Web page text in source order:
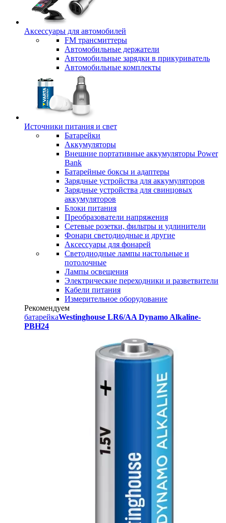
Аксессуары для автомобилей
FM трансмиттеры
Автомобильные держатели
Автомобильные зарядки в прикуриватель
Автомобильные комплекты
Источники питания и свет
Батарейки
Аккумуляторы
Внешние портативные аккумуляторы Power
Bank
Батарейные боксы и адаптеры
Зарядные устройства для аккумуляторов
Зарядные устройства для свинцовых
аккумуляторов
Блоки питания
Преобразователи напряжения
Сетевые розетки, фильтры и удлинители
Фонари светодиодные и другие
Аксессуары для фонарей
Светодиодные лампы настольные и
потолочные
Лампы освещения
Электрические переходники и разветвители
Кабели питания
Измерительное оборудование
Рекомендуем
батарейкаWestinghouse LR6/AA Dynamo Alkaline-
PBH24